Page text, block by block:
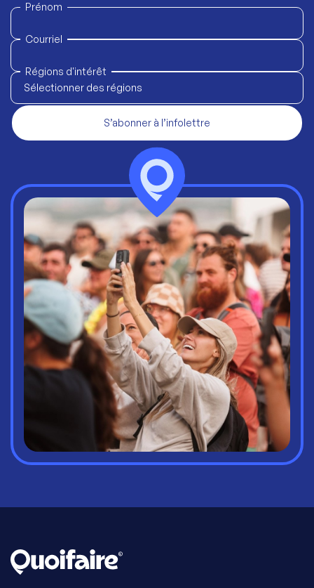
Prénom
Courriel
Régions d'intérêt
Sélectionner des régions
S’abonner à l’infolettre